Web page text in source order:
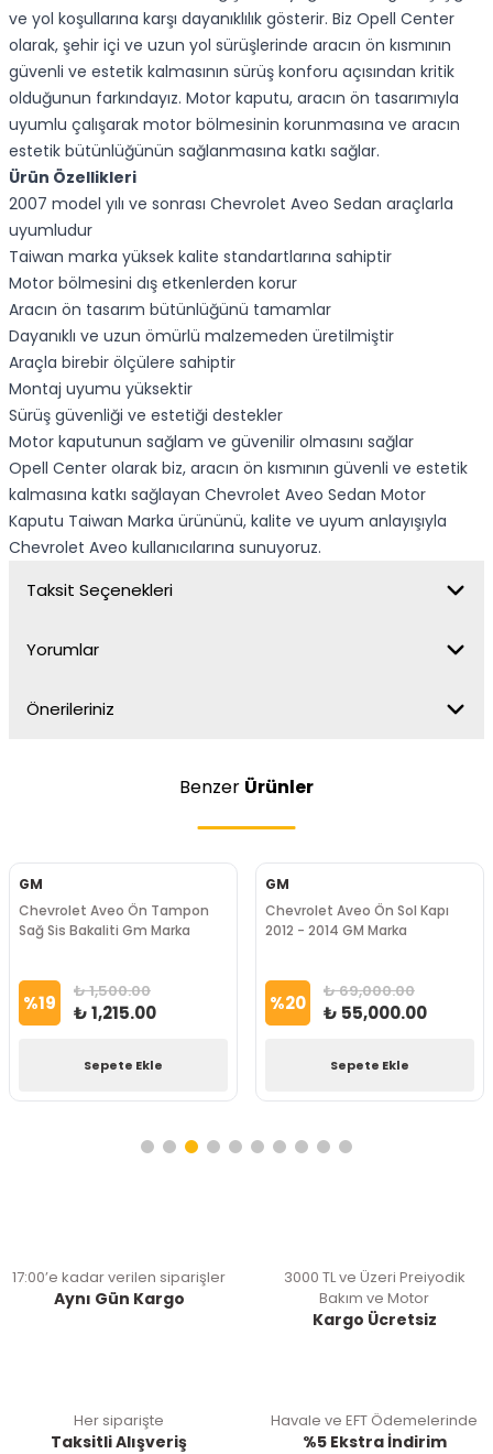
ve yol koşullarına karşı dayanıklılık gösterir. Biz Opell Center
olarak, şehir içi ve uzun yol sürüşlerinde aracın ön kısmının
güvenli ve estetik kalmasının sürüş konforu açısından kritik
olduğunun farkındayız. Motor kaputu, aracın ön tasarımıyla
uyumlu çalışarak motor bölmesinin korunmasına ve aracın
estetik bütünlüğünün sağlanmasına katkı sağlar.
Ürün Özellikleri
2007 model yılı ve sonrası Chevrolet Aveo Sedan araçlarla
uyumludur
Taiwan marka yüksek kalite standartlarına sahiptir
Motor bölmesini dış etkenlerden korur
Aracın ön tasarım bütünlüğünü tamamlar
Dayanıklı ve uzun ömürlü malzemeden üretilmiştir
Araçla birebir ölçülere sahiptir
Montaj uyumu yüksektir
Sürüş güvenliği ve estetiği destekler
Motor kaputunun sağlam ve güvenilir olmasını sağlar
Opell Center olarak biz, aracın ön kısmının güvenli ve estetik
kalmasına katkı sağlayan Chevrolet Aveo Sedan Motor
Kaputu Taiwan Marka ürününü, kalite ve uyum anlayışıyla
Chevrolet Aveo kullanıcılarına sunuyoruz.
Taksit Seçenekleri
Yorumlar
Önerileriniz
Benzer Ürünler
GM
Chevrolet Aveo Ön Tampon
Sağ Sis Bakaliti Gm Marka
%19 ₺ 1,500.00
₺ 1,215.00
Sepete Ekle
GM
Chevrolet Aveo Ön Sol Kapı
2012 - 2014 GM Marka
%20 ₺ 69,000.00
₺ 55,000.00
Sepete Ekle
17:00’e kadar verilen siparişler
Aynı Gün Kargo
3000 TL ve Üzeri Preiyodik
Bakım ve Motor
Kargo Ücretsiz
Her siparişte
Taksitli Alışveriş
Havale ve EFT Ödemelerinde
%5 Ekstra İndirim